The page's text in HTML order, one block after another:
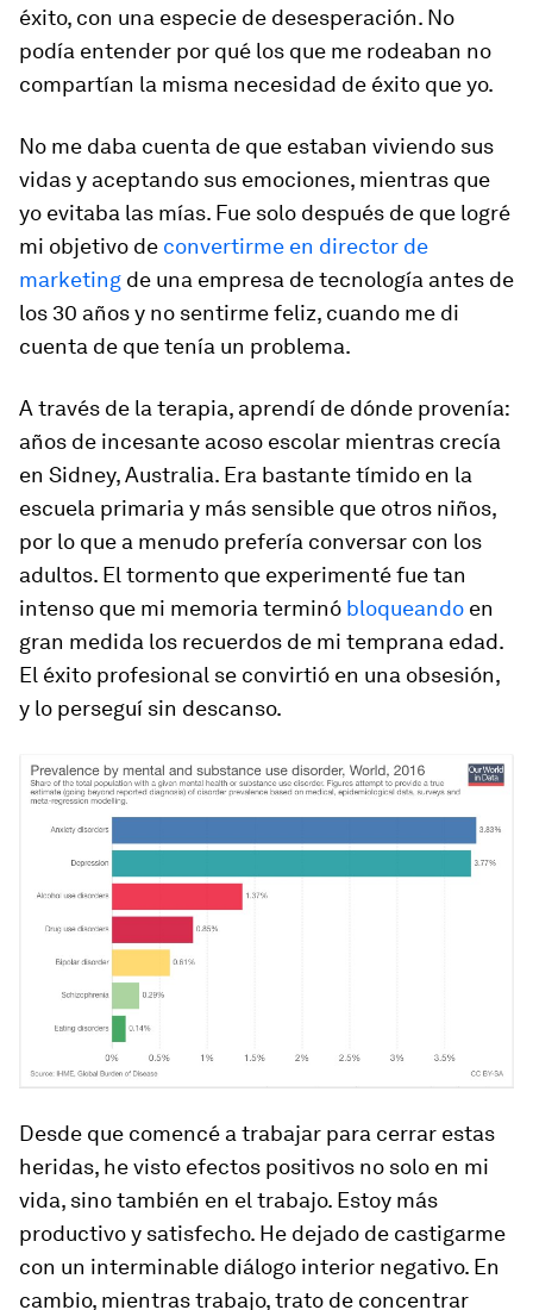
éxito, con una especie de desesperación. No
podía entender por qué los que me rodeaban no
compartían la misma necesidad de éxito que yo.
No me daba cuenta de que estaban viviendo sus
vidas y aceptando sus emociones, mientras que
yo evitaba las mías. Fue solo después de que logré
mi objetivo de convertirme en director de
marketing de una empresa de tecnología antes de
los 30 años y no sentirme feliz, cuando me di
cuenta de que tenía un problema.
A través de la terapia, aprendí de dónde provenía:
años de incesante acoso escolar mientras crecía
en Sidney, Australia. Era bastante tímido en la
escuela primaria y más sensible que otros niños,
por lo que a menudo prefería conversar con los
adultos. El tormento que experimenté fue tan
intenso que mi memoria terminó bloqueando en
gran medida los recuerdos de mi temprana edad.
El éxito profesional se convirtió en una obsesión,
y lo perseguí sin descanso.
Desde que comencé a trabajar para cerrar estas
heridas, he visto efectos positivos no solo en mi
vida, sino también en el trabajo. Estoy más
productivo y satisfecho. He dejado de castigarme
con un interminable diálogo interior negativo. En
cambio, mientras trabajo, trato de concentrar